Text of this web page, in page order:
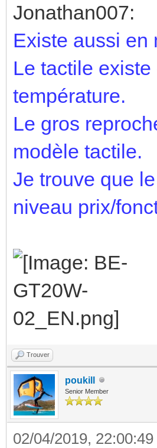
Jonathan007:
Existe aussi en
Le tactile
température.
Le gros
modèle tactile.
Je trouve que
niveau prix/
Trouver
poukill
Senior Member
02/04/2019, 22:00:49